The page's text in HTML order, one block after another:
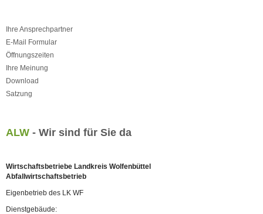
Ihre Ansprechpartner
E-Mail Formular
Öffnungszeiten
Ihre Meinung
Download
Satzung
ALW - Wir sind für Sie da
Wirtschaftsbetriebe Landkreis Wolfenbüttel
Abfallwirtschaftsbetrieb
Eigenbetrieb des LK WF
Dienstgebäude: